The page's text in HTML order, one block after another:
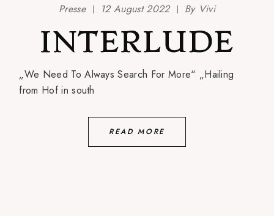
Presse 12 August 2022 By Vivi
INTERLUDE
„We Need To Always Search For More“ „Hailing
from Hof in south
READ MORE